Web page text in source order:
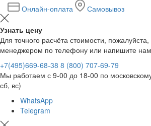
Онлайн-оплата
Самовывоз
Узнать цену
Для точного расчёта стоимости,
менеджером по телефону или напишите нам
+7(495)669-68-38 8 (800) 707-69-79
Мы работаем с 9-00 до 18-00 по
сб, вс)
WhatsApp
Telegram